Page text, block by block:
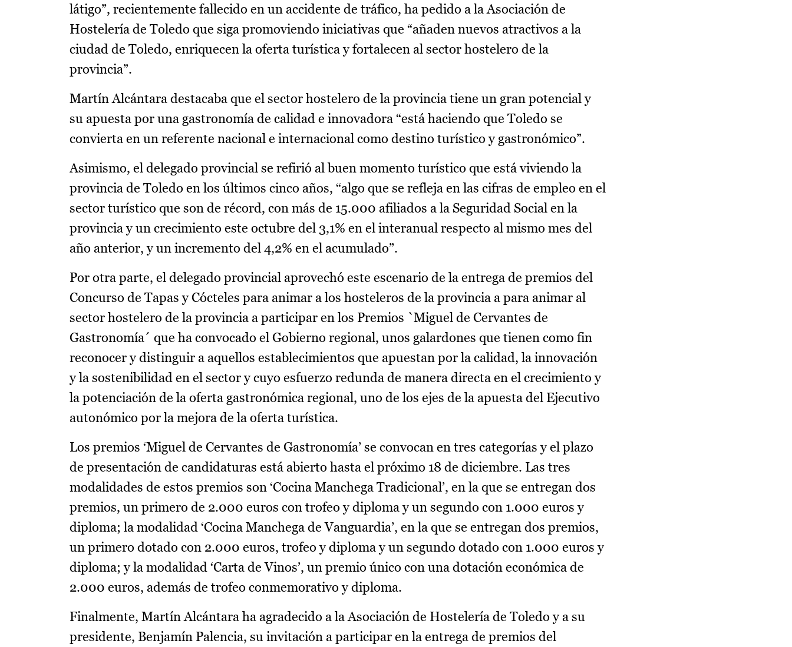
látigo”, recientemente fallecido en un accidente de tráfico, ha pedido a la Asociación de
Hostelería de Toledo que siga promoviendo iniciativas que “añaden nuevos atractivos a la
ciudad de Toledo, enriquecen la oferta turística y fortalecen al sector hostelero de la
provincia”.
Martín Alcántara destacaba que el sector hostelero de la provincia tiene un gran potencial y
su apuesta por una gastronomía de calidad e innovadora “está haciendo que Toledo se
convierta en un referente nacional e internacional como destino turístico y gastronómico”.
Asimismo, el delegado provincial se refirió al buen momento turístico que está viviendo la
provincia de Toledo en los últimos cinco años, “algo que se refleja en las cifras de empleo en el
sector turístico que son de récord, con más de 15.000 afiliados a la Seguridad Social en la
provincia y un crecimiento este octubre del 3,1% en el interanual respecto al mismo mes del
año anterior, y un incremento del 4,2% en el acumulado”.
Por otra parte, el delegado provincial aprovechó este escenario de la entrega de premios del
Concurso de Tapas y Cócteles para animar a los hosteleros de la provincia a para animar al
sector hostelero de la provincia a participar en los Premios `Miguel de Cervantes de
Gastronomía´ que ha convocado el Gobierno regional, unos galardones que tienen como fin
reconocer y distinguir a aquellos establecimientos que apuestan por la calidad, la innovación
y la sostenibilidad en el sector y cuyo esfuerzo redunda de manera directa en el crecimiento y
la potenciación de la oferta gastronómica regional, uno de los ejes de la apuesta del Ejecutivo
autonómico por la mejora de la oferta turística.
Los premios ‘Miguel de Cervantes de Gastronomía’ se convocan en tres categorías y el plazo
de presentación de candidaturas está abierto hasta el próximo 18 de diciembre. Las tres
modalidades de estos premios son ‘Cocina Manchega Tradicional’, en la que se entregan dos
premios, un primero de 2.000 euros con trofeo y diploma y un segundo con 1.000 euros y
diploma; la modalidad ‘Cocina Manchega de Vanguardia’, en la que se entregan dos premios,
un primero dotado con 2.000 euros, trofeo y diploma y un segundo dotado con 1.000 euros y
diploma; y la modalidad ‘Carta de Vinos’, un premio único con una dotación económica de
2.000 euros, además de trofeo conmemorativo y diploma.
Finalmente, Martín Alcántara ha agradecido a la Asociación de Hostelería de Toledo y a su
presidente, Benjamín Palencia, su invitación a participar en la entrega de premios del